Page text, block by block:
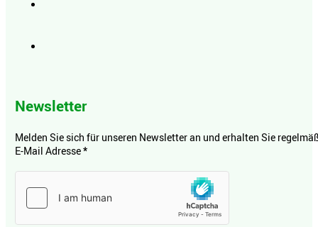
Newsletter
Melden Sie sich für unseren Newsletter an und erhalten Sie
E-Mail Adresse*